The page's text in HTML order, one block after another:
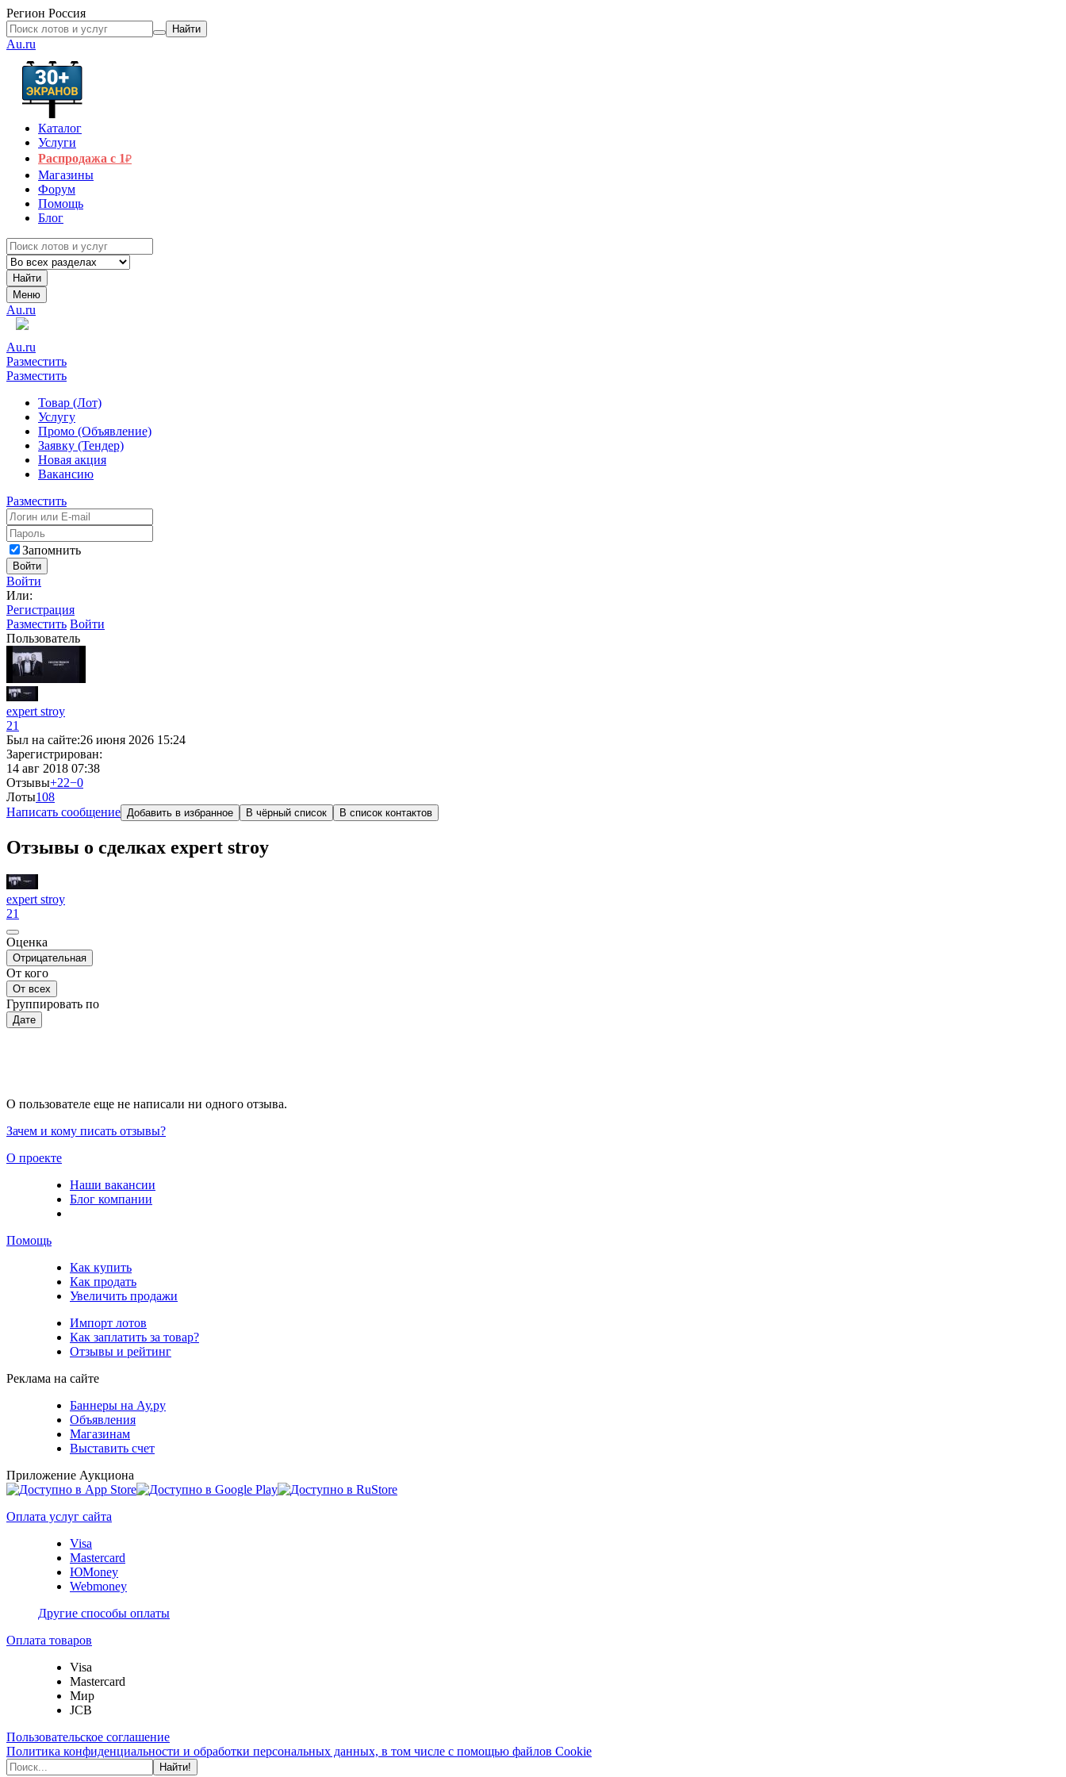
Регион Россия
Найти
Au.ru
Каталог
Услуги
Распродажа с 1₽
Магазины
Форум
Помощь
Блог
Найти
Меню
Au.ru
Au.ru
Разместить
Разместить
Товар (Лот)
Услугу
Промо (Объявление)
Заявку (Тендер)
Новая акция
Вакансию
Разместить
Запомнить
Войти
Войти
Или:
Регистрация
Разместить Войти
Пользователь
expert stroy
21
Был на сайте:26 июня 2026 15:24
Зарегистрирован:
14 авг 2018 07:38
Отзывы+22−0
Лоты108
Написать сообщение Добавить в избранное В чёрный список В список контактов
Отзывы о сделках expert stroy
expert stroy
21
Оценка
Отрицательная
От кого
От всех
Группировать по
Дате
О пользователе еще не написали ни одного отзыва.
Зачем и кому писать отзывы?
О проекте
Наши вакансии
Блог компании
Помощь
Как купить
Как продать
Увеличить продажи
Импорт лотов
Как заплатить за товар?
Отзывы и рейтинг
Реклама на сайте
Баннеры на Ау.ру
Объявления
Магазинам
Выставить счет
Приложение Аукциона
Оплата услуг сайта
Visa
Mastercard
ЮMoney
Webmoney
Другие способы оплаты
Оплата товаров
Visa
Mastercard
Мир
JCB
Пользовательское соглашение
Политика конфиденциальности и обработки персональных данных, в том числе с помощью файлов Cookie
Найти!